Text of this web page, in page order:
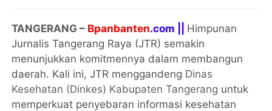
TANGERANG – Bpanbanten.com || Himpunan
Jurnalis Tangerang Raya (JTR) semakin
menunjukkan komitmennya dalam membangun
daerah. Kali ini, JTR menggandeng Dinas
Kesehatan (Dinkes) Kabupaten Tangerang untuk
memperkuat penyebaran informasi kesehatan